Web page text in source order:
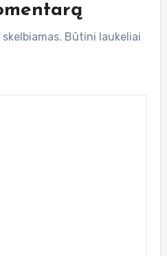
Būtini laukeliai